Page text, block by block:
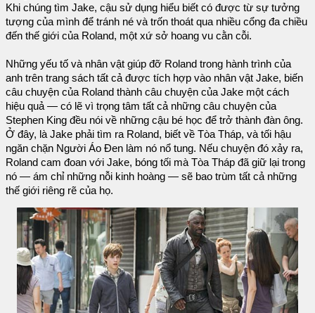
Khi chúng tìm Jake, cậu sử dụng hiểu biết có được từ sự tưởng
tượng của mình để tránh né và trốn thoát qua nhiều cổng đa chiều
đến thế giới của Roland, một xứ sở hoang vu cằn cỗi.
Những yếu tố và nhân vật giúp đỡ Roland trong hành trình của
anh trên trang sách tất cả được tích hợp vào nhân vật Jake, biến
câu chuyện của Roland thành câu chuyện của Jake một cách
hiệu quả — có lẽ vì trọng tâm tất cả những câu chuyện của
Stephen King đều nói về những cậu bé học để trở thành đàn ông.
Ở đây, là Jake phải tìm ra Roland, biết về Tòa Tháp, và tối hậu
ngăn chặn Người Áo Đen làm nó nổ tung. Nếu chuyện đó xảy ra,
Roland cam đoan với Jake, bóng tối mà Tòa Tháp đã giữ lại trong
nó — ám chỉ những nỗi kinh hoàng — sẽ bao trùm tất cả những
thế giới riêng rẽ của họ.